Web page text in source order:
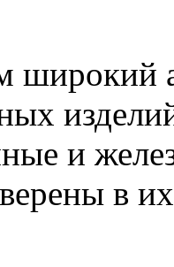
широкий
и
в их